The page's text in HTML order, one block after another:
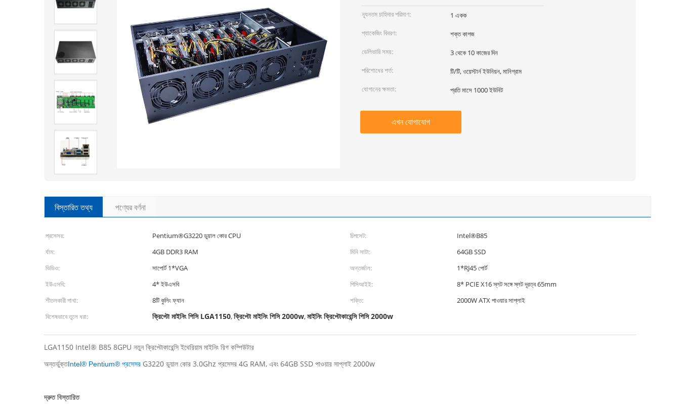
ন্যূনতম চাহিদার পরিমাণ:
1 একক
প্যাকেজিং বিবরণ:
শক্ত কাগজ
ডেলিভারি সময়:
3 থেকে 10 কাজের দিন
পরিশোধের শর্ত:
টি/টি, ওয়েস্টার্ন ইউনিয়ন, মানিগ্রাম
যোগানের ক্ষমতা:
প্রতি মাসে 1000 ইউনিট
এখন যোগাযোগ
বিস্তারিত তথ্য পণ্যের বর্ণনা
প্রসেসর: Pentium®G3220 ডুয়াল কোর CPU চিপসেট:
Intel®B85
র্যাম:
4GB DDR3 RAM মিনি সাটা:
64GB SSD
ভিডিও:
সাপোর্ট 1*VGA অন্তর্জাল:
1*RJ45 পোর্ট
ইউএসবি:
4* ইউএসবি পিসিআইই:
8* PCIE X16 স্লট সঙ্গে স্লট দূরত্ব 65mm
শীতলকারী পাখা:
8টি কুলিং ফ্যান শক্তি:
2000W ATX পাওয়ার সাপ্লাই
বিশেষভাবে তুলে ধরা:
ক্রিপ্টো মাইনিং পিসি LGA1150,ক্রিপ্টো মাইনিং পিসি 2000w,মাইনিং ক্রিপ্টোকারেন্সি পিসি 2000w
LGA1150 Intel® B85 8GPU নতুন ক্রিপ্টোকারেন্সি ইথেরিয়াম মাইনিং রিগ কম্পিউটার
অন্তর্ভুক্তIntel® Pentium® প্রসেসর G3220 ডুয়াল কোর 3.0Ghz প্রসেসর 4G RAM, এবং 64GB SSD পাওয়ার সাপ্লাই 2000w
দ্রুত বিস্তারিত